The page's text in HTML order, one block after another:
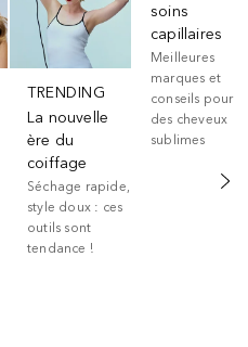
TRENDING
La nouvelle
ère du
coiffage
Séchage rapide,
style doux : ces
outils sont
tendance !
soins
capillaires
Meilleures
marques et
conseils pour
des cheveux
sublimes